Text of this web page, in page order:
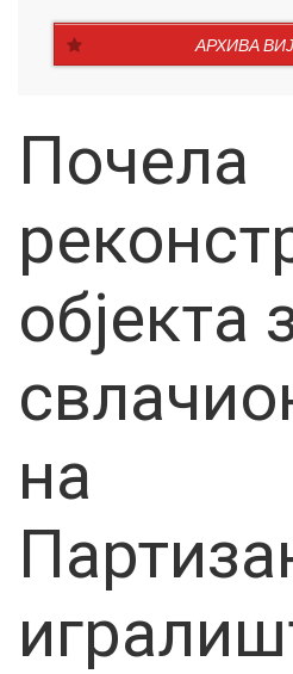
АРХИВА
Почела
објекта
на